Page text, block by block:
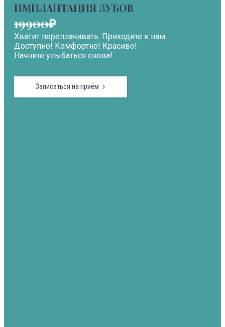
ИМПЛАНТАЦИЯ ЗУБОВ
19900₽
Хватит переплачивать. Приходите к нам.
Доступно! Комфортно! Красиво!
Начните улыбаться снова!
Записаться на приём